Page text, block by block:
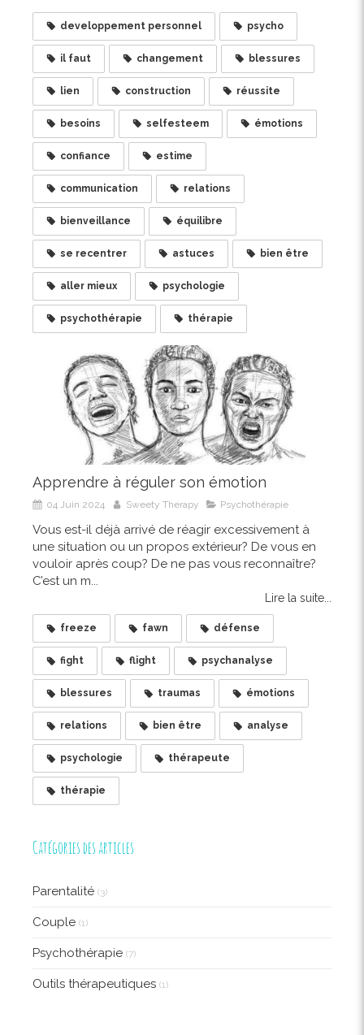
developpement personnel psycho
il faut changement blessures
lien construction réussite
besoins selfesteem émotions
confiance estime
communication relations
bienveillance équilibre
se recentrer astuces bien être
aller mieux psychologie
psychothérapie thérapie
Apprendre à réguler son émotion
04 Juin 2024 Sweety Therapy Psychothérapie
Vous est-il déjà arrivé de réagir excessivement à
une situation ou un propos extérieur? De vous en
vouloir après coup? De ne pas vous reconnaître?
C’est un m...
Lire la suite...
freeze fawn défense
fight flight psychanalyse
blessures traumas émotions
relations bien être analyse
psychologie thérapeute
thérapie
Catégories des articles
Parentalité (3)
Couple (1)
Psychothérapie (7)
Outils thérapeutiques (1)